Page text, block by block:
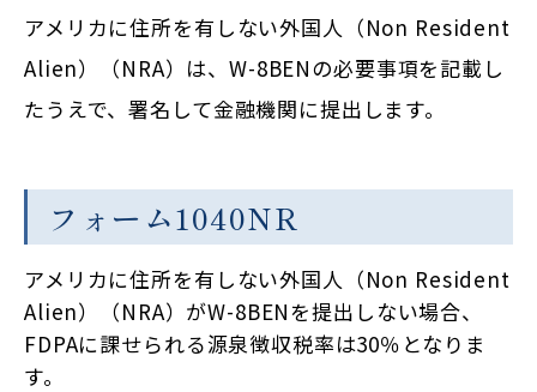
アメリカに住所を有しない外国人（Non Resident
Alien）（NRA）は、W-8BENの必要事項を記載し
たうえで、署名して金融機関に提出します。
フォーム1040NR
アメリカに住所を有しない外国人（Non Resident
Alien）（NRA）がW-8BENを提出しない場合、
FDPAに課せられる源泉徴収税率は30％となりま
す。